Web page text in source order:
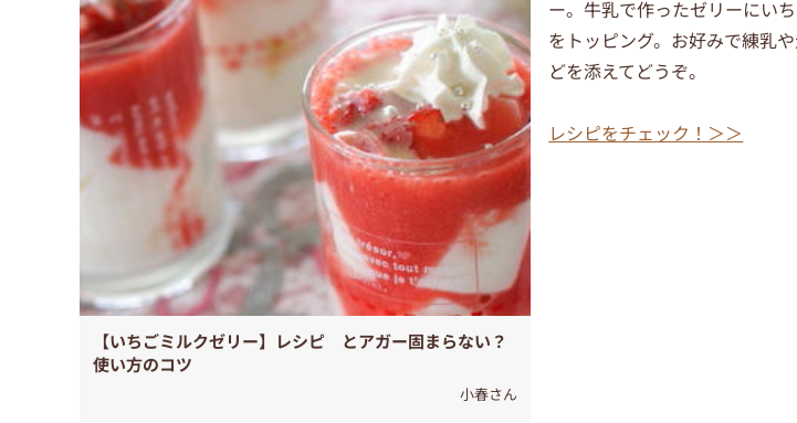
【いちごミルクゼリー】レシピ とアガー固まらない？
使い方のコツ
小春さん
ー。牛乳で作ったゼリーにい
をトッピング。お好みで練乳
どを添えてどうぞ。
レシピをチェック！＞＞